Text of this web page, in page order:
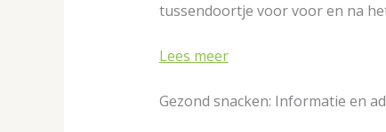
tussendoortje voor voor en na
Lees meer
Gezond snacken: Informatie en